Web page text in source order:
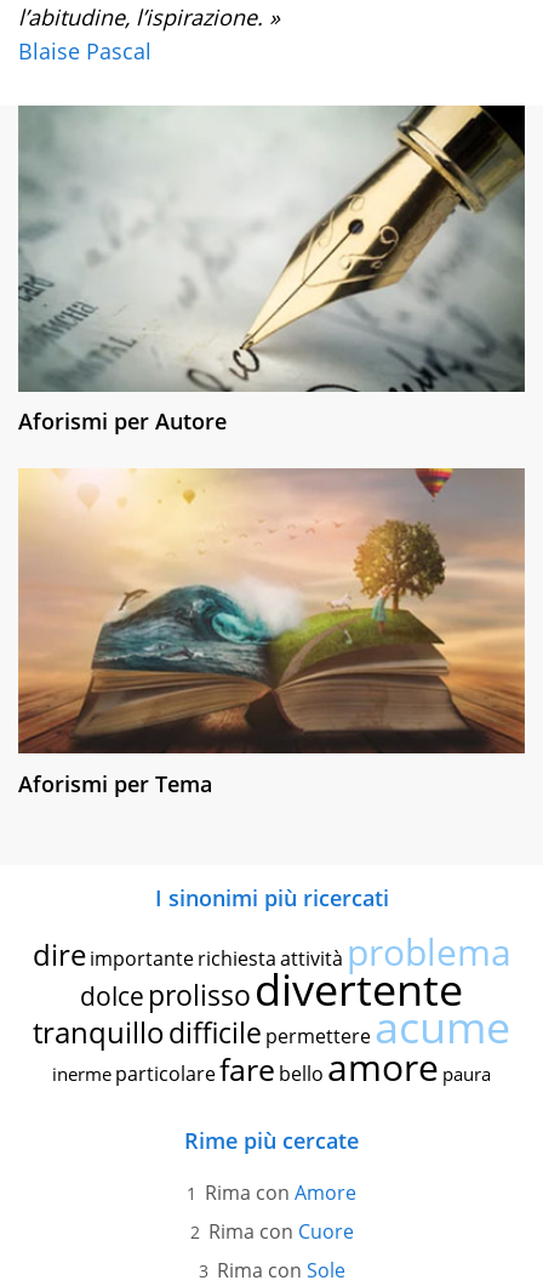
l’abitudine, l’ispirazione. »
Blaise Pascal
Aforismi per Autore
Aforismi per Tema
I sinonimi più ricercati
dire importante richiestaattività problema
dolce prolissodivertente
tranquillodifficile permettereacume
inerme particolarefare bello amore paura
Rime più cercate
Rima con Amore
Rima con Cuore
Rima con Sole